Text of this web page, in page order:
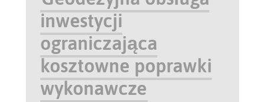
inwestycji
ograniczająca
kosztowne poprawki
wykonawcze